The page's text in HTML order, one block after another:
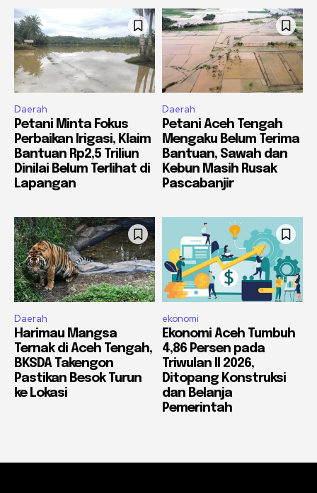
Daerah
Petani Minta Fokus
Perbaikan Irigasi, Klaim
Bantuan Rp2,5 Triliun
Dinilai Belum Terlihat di
Lapangan
Daerah
Petani Aceh Tengah
Mengaku Belum Terima
Bantuan, Sawah dan
Kebun Masih Rusak
Pascabanjir
Daerah
Harimau Mangsa
Ternak di Aceh Tengah,
BKSDA Takengon
Pastikan Besok Turun
ke Lokasi
ekonomi
Ekonomi Aceh Tumbuh
4,86 Persen pada
Triwulan II 2026,
Ditopang Konstruksi
dan Belanja
Pemerintah